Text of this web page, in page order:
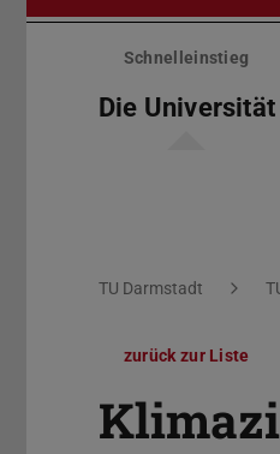
Menü
überspringenSchnelleinstieg
Die Universität
Sie befinden sich
TU Darmstadt
zurück zur Liste